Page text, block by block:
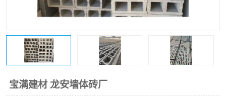
宝满建材 龙安墙体砖厂